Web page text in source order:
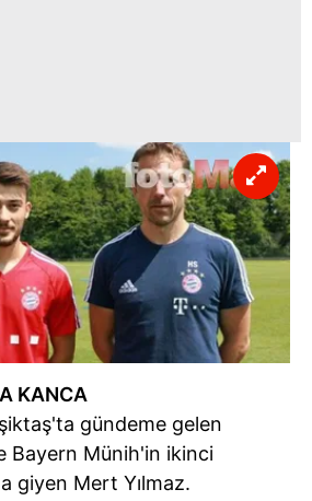
KANCA
gündeme gelen
Bayern Münih'in ikinci
giyen Mert Yılmaz.